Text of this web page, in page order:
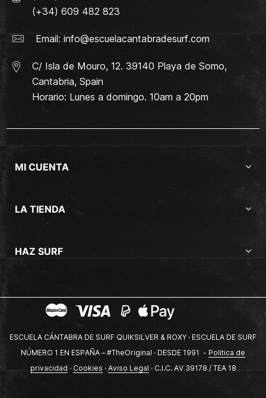
(+34) 609 482 823
Email: info@escuelacantabradesurf.com
C/ Isla de Mouro, 12. 39140 Playa de Somo,
Cantabria, Spain
Horario: Lunes a domingo. 10am a 20pm
MI CUENTA
LA TIENDA
HAZ SURF
ESCUELA CÁNTABRA DE SURF QUIKSILVER & ROXY · ESCUELA DE SURF
NÚMERO 1 EN ESPAÑA – #TheOriginal · DESDE 1991 - Politica de
privacidad · Cookies · Aviso Legal · C.I.C. AV 39178 / TEA 18